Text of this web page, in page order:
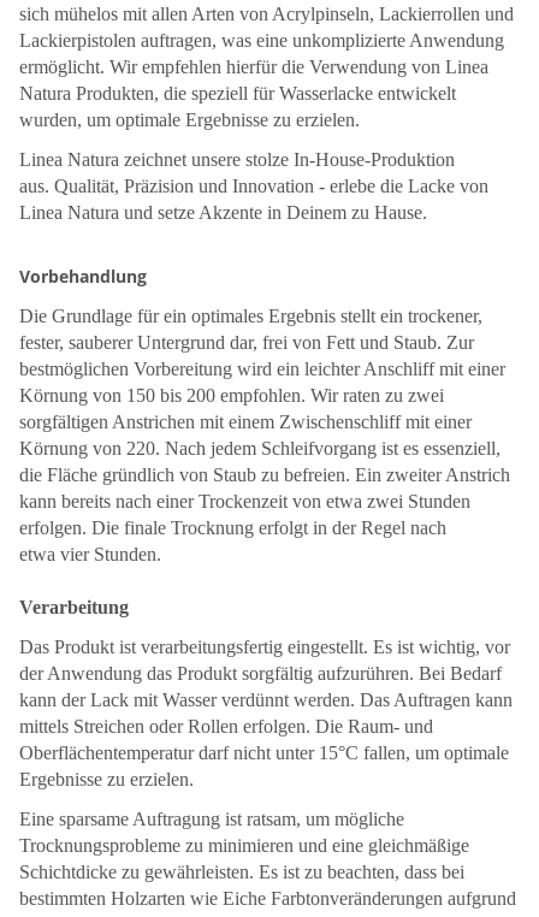
sich mühelos mit allen Arten von Acrylpinseln, Lackierrollen und
Lackierpistolen auftragen, was eine unkomplizierte Anwendung
ermöglicht. Wir empfehlen hierfür die Verwendung von Linea
Natura Produkten, die speziell für Wasserlacke entwickelt
wurden, um optimale Ergebnisse zu erzielen.
Linea Natura zeichnet unsere stolze In-House-Produktion
aus. Qualität, Präzision und Innovation - erlebe die Lacke von
Linea Natura und setze Akzente in Deinem zu Hause.
Vorbehandlung
Die Grundlage für ein optimales Ergebnis stellt ein trockener,
fester, sauberer Untergrund dar, frei von Fett und Staub. Zur
bestmöglichen Vorbereitung wird ein leichter Anschliff mit einer
Körnung von 150 bis 200 empfohlen. Wir raten zu zwei
sorgfältigen Anstrichen mit einem Zwischenschliff mit einer
Körnung von 220. Nach jedem Schleifvorgang ist es essenziell,
die Fläche gründlich von Staub zu befreien. Ein zweiter Anstrich
kann bereits nach einer Trockenzeit von etwa zwei Stunden
erfolgen. Die finale Trocknung erfolgt in der Regel nach
etwa vier Stunden.
Verarbeitung
Das Produkt ist verarbeitungsfertig eingestellt. Es ist wichtig, vor
der Anwendung das Produkt sorgfältig aufzurühren. Bei Bedarf
kann der Lack mit Wasser verdünnt werden. Das Auftragen kann
mittels Streichen oder Rollen erfolgen. Die Raum- und
Oberflächentemperatur darf nicht unter 15°C fallen, um optimale
Ergebnisse zu erzielen.
Eine sparsame Auftragung ist ratsam, um mögliche
Trocknungsprobleme zu minimieren und eine gleichmäßige
Schichtdicke zu gewährleisten. Es ist zu beachten, dass bei
bestimmten Holzarten wie Eiche Farbtonveränderungen aufgrund